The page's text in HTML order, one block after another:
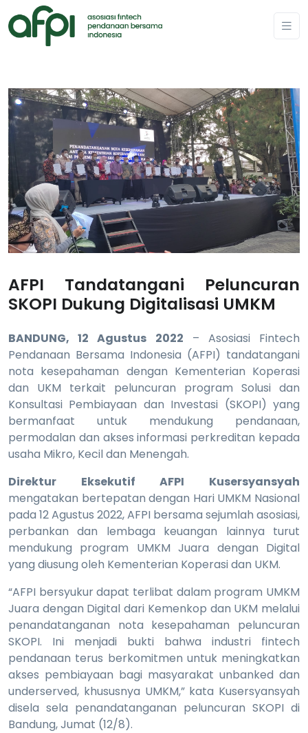
AFPI Tandatangani Peluncuran
SKOPI Dukung Digitalisasi UMKM
BANDUNG, 12 Agustus 2022 – Asosiasi Fintech
Pendanaan Bersama Indonesia (AFPI) tandatangani
nota kesepahaman dengan Kementerian Koperasi
dan UKM terkait peluncuran program Solusi dan
Konsultasi Pembiayaan dan Investasi (SKOPI) yang
bermanfaat untuk mendukung pendanaan,
permodalan dan akses informasi perkreditan kepada
usaha Mikro, Kecil dan Menengah.
Direktur Eksekutif AFPI Kusersyansyah
mengatakan bertepatan dengan Hari UMKM Nasional
pada 12 Agustus 2022, AFPI bersama sejumlah asosiasi,
perbankan dan lembaga keuangan lainnya turut
mendukung program UMKM Juara dengan Digital
yang diusung oleh Kementerian Koperasi dan UKM.
“AFPI bersyukur dapat terlibat dalam program UMKM
Juara dengan Digital dari Kemenkop dan UKM melalui
penandatanganan nota kesepahaman peluncuran
SKOPI. Ini menjadi bukti bahwa industri fintech
pendanaan terus berkomitmen untuk meningkatkan
akses pembiayaan bagi masyarakat unbanked dan
underserved, khususnya UMKM,” kata Kusersyansyah
disela sela penandatanganan peluncuran SKOPI di
Bandung, Jumat (12/8).